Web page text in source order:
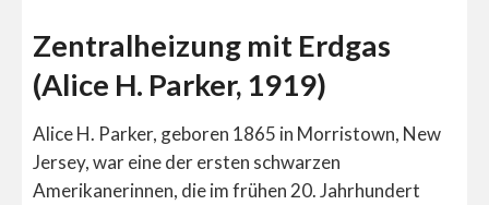
Zentralheizung mit Erdgas
(Alice H. Parker, 1919)
Alice H. Parker, geboren 1865 in Morristown, New
Jersey, war eine der ersten schwarzen
Amerikanerinnen, die im frühen 20. Jahrhundert